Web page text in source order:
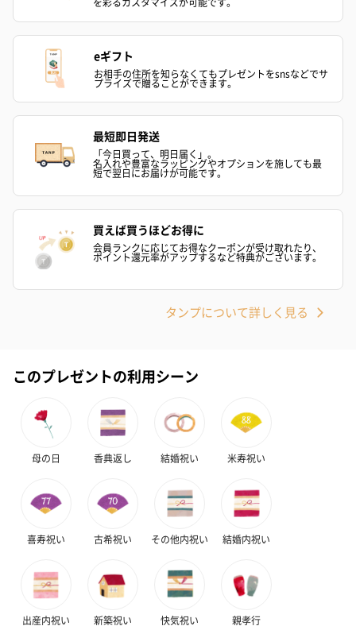
ゼリーバウム カット
（レモン＆紅茶）（432
（バナナ味）（540円）
ェ〜国産フル
スキンケアグッズ
スキンケアグッズを同梱してお届けします。
（1,100円）
（2,145円）
リラックスグッズを同梱してお届けします。
eギフト
お相手の住所を知らなくてもプレゼントをsnsなどでサ
プライズで贈ることができます。
最短即日発送
「今日買って、明日届く」。
名入れや豊富なラッピングやオプションを施しても最
短で翌日にお届けが可能です。
買えば買うほどお得に
会員ランクに応じてお得なクーポンが受け取れたり、
ポイント還元率がアップするなど特典がございます。
タンプについて詳しく見る
このプレゼントの利用シーン
母の日 香典返し 結婚祝い 米寿祝い
喜寿祝い 古希祝い その他内祝い 結婚内祝い
出産内祝い 新築祝い 快気祝い 親孝行